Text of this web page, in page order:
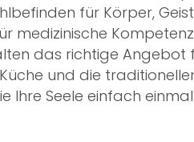
für Körper,
medizinische
das richtige Angebot
und die
Ihre Seele einfach